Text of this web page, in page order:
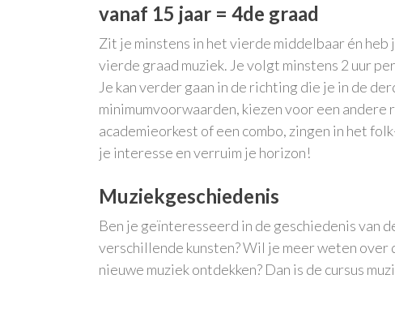
vanaf 15 jaar = 4de graad
Zit je minstens in het vierde middelbaar én heb
vierde graad muziek. Je volgt minstens 2 uur
Je kan verder gaan in de richting die je in de
minimumvoorwaarden, kiezen voor een
academieorkest of een combo, zingen in het
je interesse en verruim je horizon!
Muziekgeschiedenis
Ben je geïnteresseerd in de geschiedenis van
verschillende kunsten? Wil je meer weten
nieuwe muziek ontdekken? Dan is de cursus